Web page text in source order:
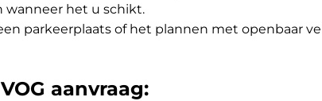
wanneer het u schikt.
parkeerplaats of het plannen met openbaar
aanvraag: